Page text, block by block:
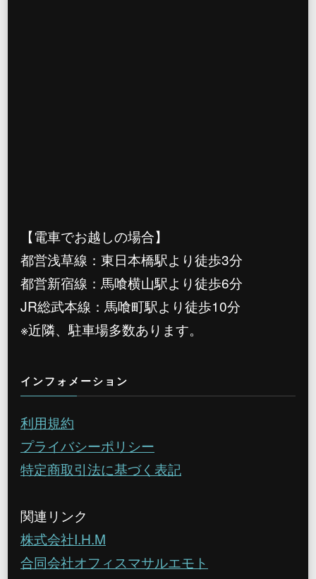
【電車でお越しの場合】
都営浅草線：東日本橋駅より徒歩3分
都営新宿線：馬喰横山駅より徒歩6分
JR総武本線：馬喰町駅より徒歩10分
※近隣、駐車場多数あります。
インフォメーション
利用規約
プライバシーポリシー
特定商取引法に基づく表記
関連リンク
株式会社I.H.M
合同会社オフィスマサルエモト